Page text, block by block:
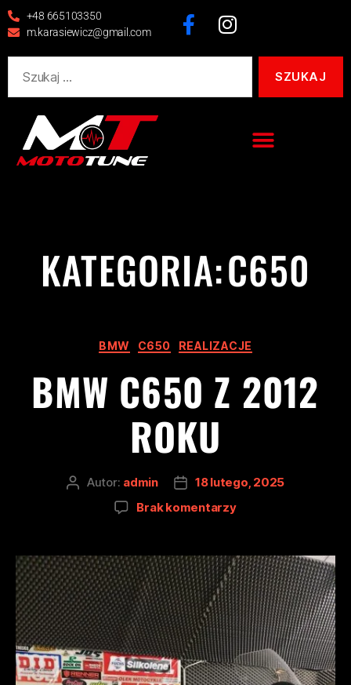
+48 665103350
m.karasiewicz@gmail.com
KATEGORIA:C650
BMW C650 REALIZACJE
BMW C650 Z 2012
ROKU
Autor: admin
18 lutego, 2025
Brak komentarzy